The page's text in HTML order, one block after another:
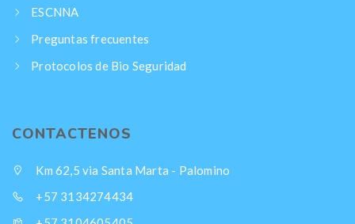
ESCNNA
Preguntas frecuentes
Protocolos de Bio Seguridad
CONTACTENOS
Km 62,5 via Santa Marta - Palomino
+57 3134274434